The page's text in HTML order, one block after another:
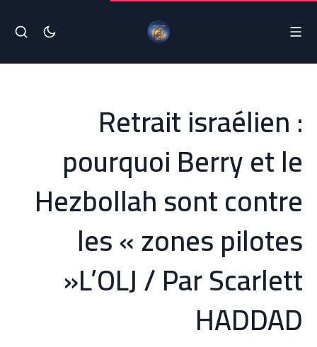
Retrait israélien :
pourquoi Berry et le
Hezbollah sont contre
les « zones pilotes
»L’OLJ / Par Scarlett
HADDAD